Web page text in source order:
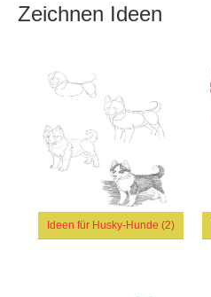
Zeichnen Ideen
Ideen für Husky-Hunde (2)